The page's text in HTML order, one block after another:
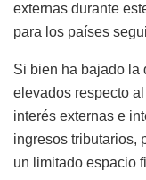
externas durante
para los países
Si bien ha bajado la
elevados respecto
interés externas e
ingresos tributarios,
un limitado espacio